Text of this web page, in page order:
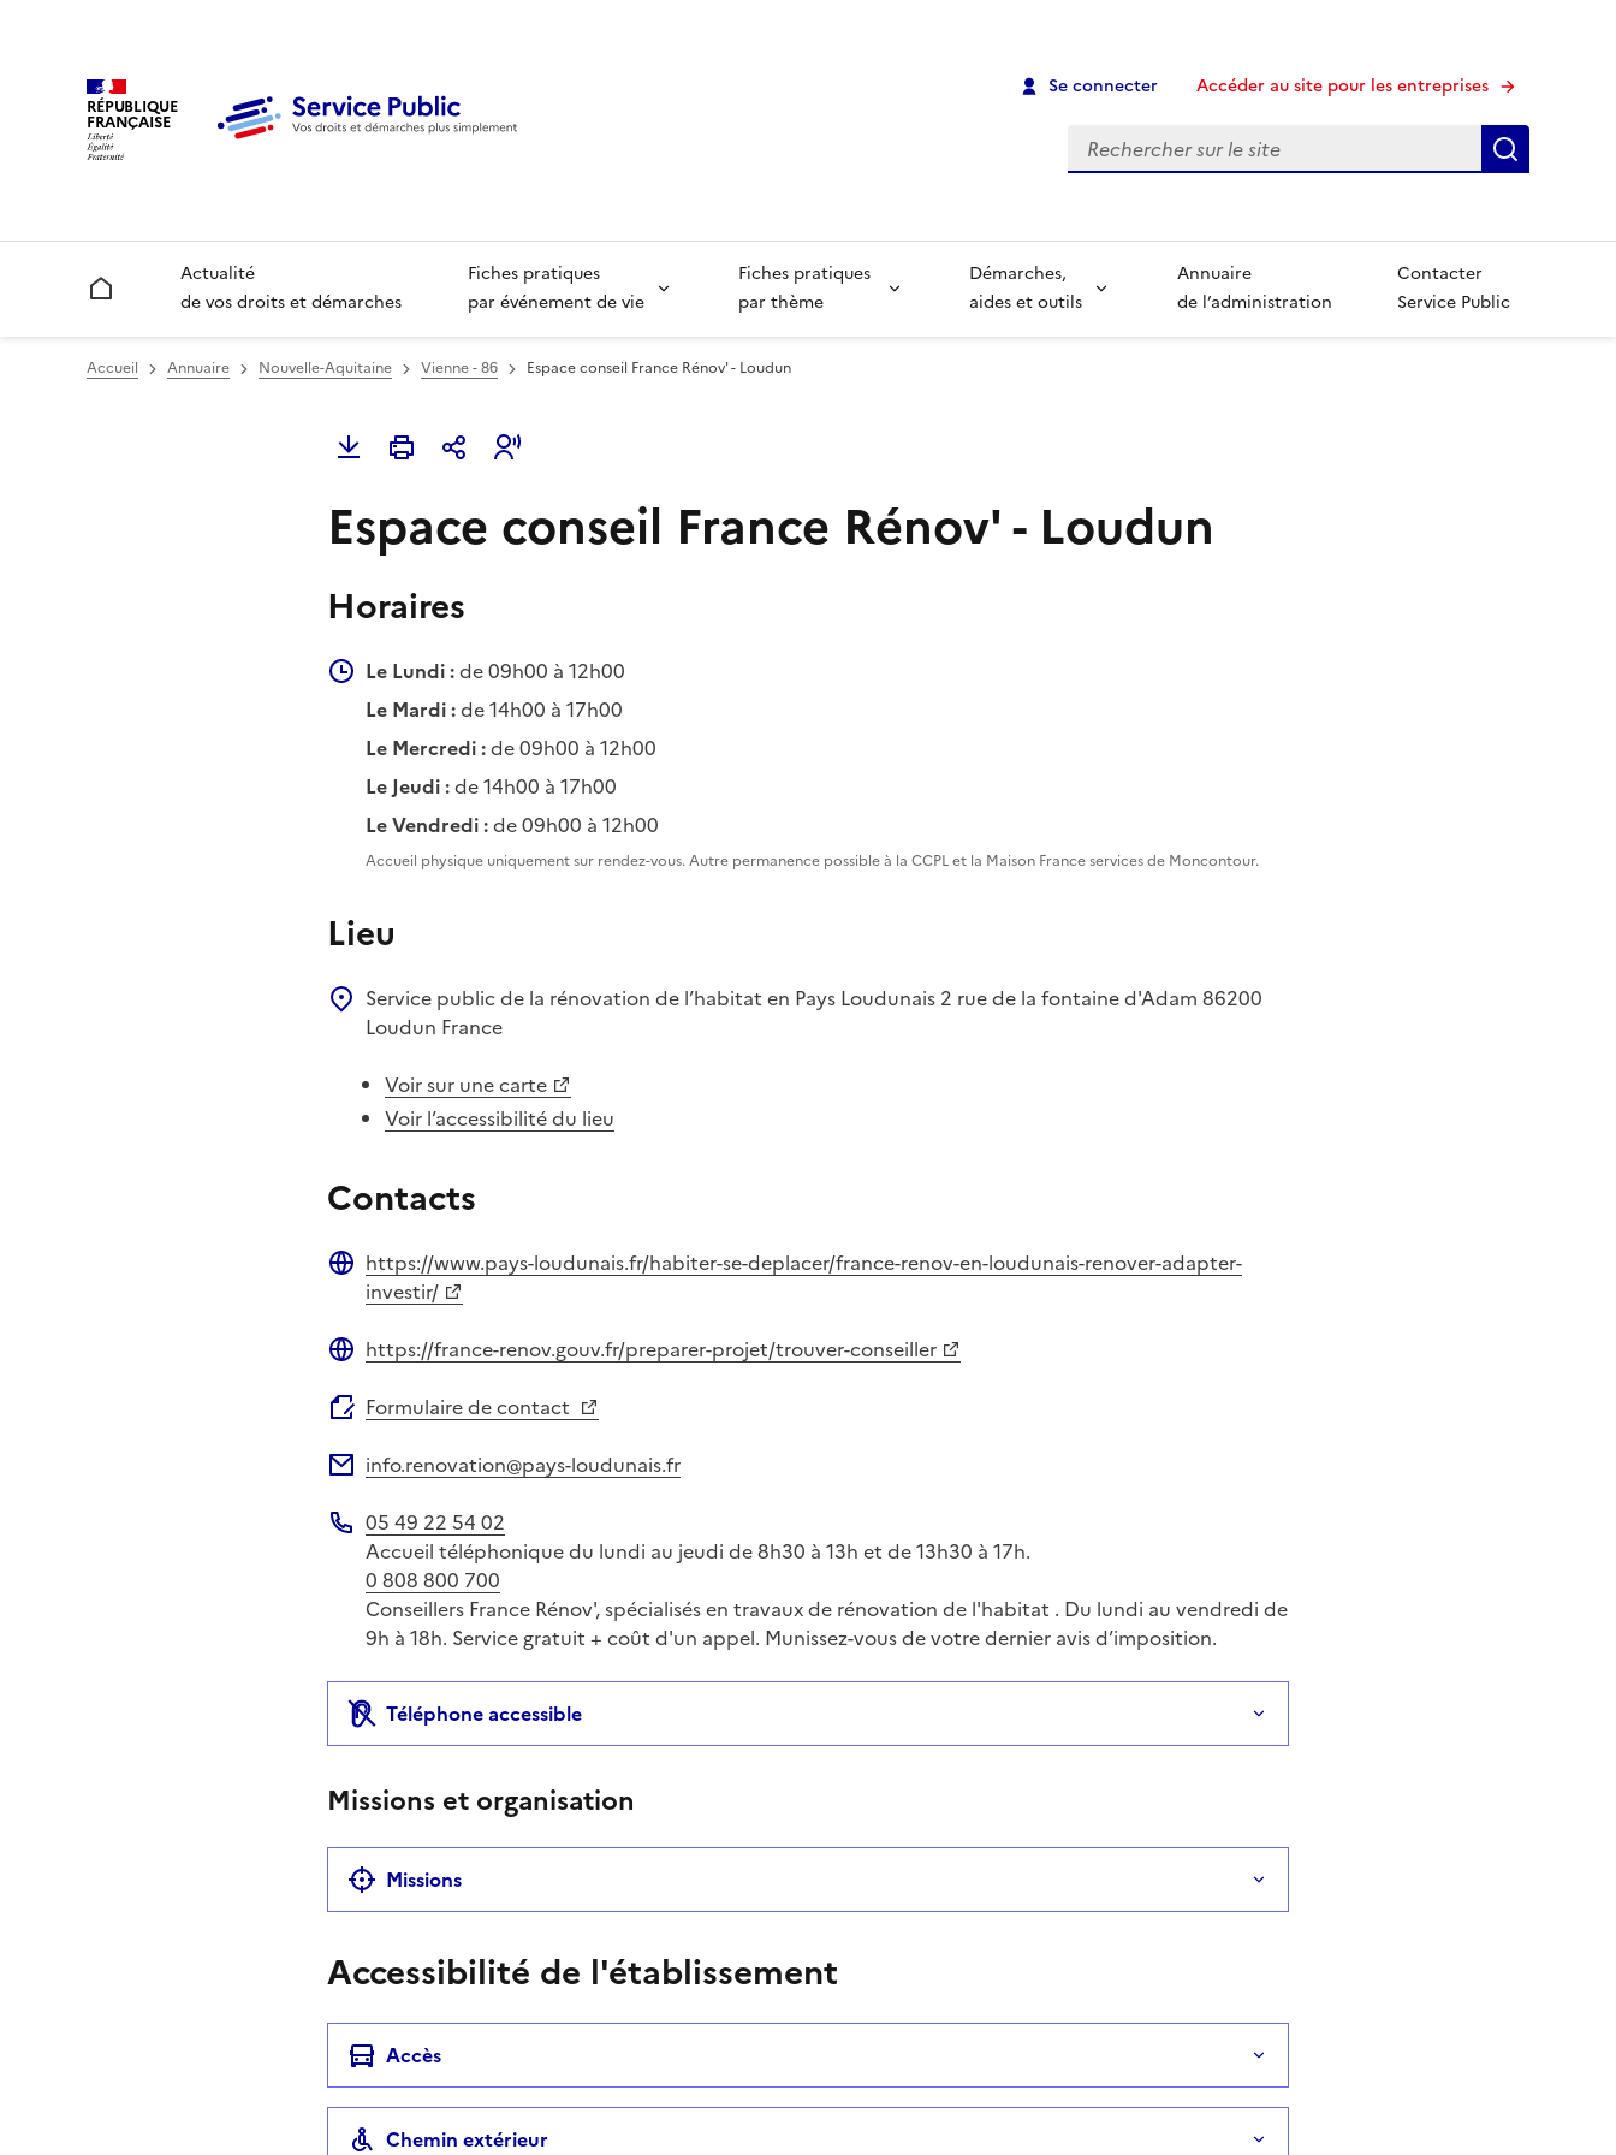
RÉPUBLIQUE
FRANÇAISE
Se connecter Accéder au site pour les entreprises
Recherche
Accueil
Actualité
de vos droits et démarches
Fiches pratiques
par événement de vie
Fiches pratiques
par thème
Démarches,
aides et outils
Annuaire
de l’administration
Contacter
Service Public
Accueil Annuaire Nouvelle-Aquitaine Vienne - 86 Espace conseil France Rénov' - Loudun
Espace conseil France Rénov' - Loudun
Horaires
Le Lundi :de 09h00 à 12h00
Le Mardi :de 14h00 à 17h00
Le Mercredi :de 09h00 à 12h00
Le Jeudi :de 14h00 à 17h00
Le Vendredi :de 09h00 à 12h00
Accueil physique uniquement sur rendez-vous. Autre permanence possible à la CCPL et la Maison France services de Moncontour.
Lieu
Service public de la rénovation de l’habitat en Pays Loudunais 2 rue de la fontaine d'Adam 86200
Loudun France
Voir sur une carte
Voir l’accessibilité du lieu
Contacts
Site web
https://www.pays-loudunais.fr/habiter-se-deplacer/france-renov-en-loudunais-renover-adapter-
investir/
https://france-renov.gouv.fr/preparer-projet/trouver-conseiller
Formulaire de contact
info.renovation@pays-loudunais.fr
Téléphone
05 49 22 54 02
Accueil téléphonique du lundi au jeudi de 8h30 à 13h et de 13h30 à 17h.
0 808 800 700
Conseillers France Rénov', spécialisés en travaux de rénovation de l'habitat . Du lundi au vendredi de
9h à 18h. Service gratuit + coût d'un appel. Munissez-vous de votre dernier avis d’imposition.
Téléphone accessible
Missions et organisation
Missions
Accessibilité de l'établissement
Accès
Chemin extérieur